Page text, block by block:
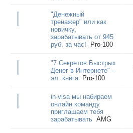
"Денежный
тренажер" или как
новичку,
зарабатывать от 945
руб. за час!
Pro-100
"7 Секретов Быстрых
Денег в Интернете" -
эл. книга
Pro-100
in-visa мы набираем
онлайн команду
приглашаем тебя
зарабатывать AMG